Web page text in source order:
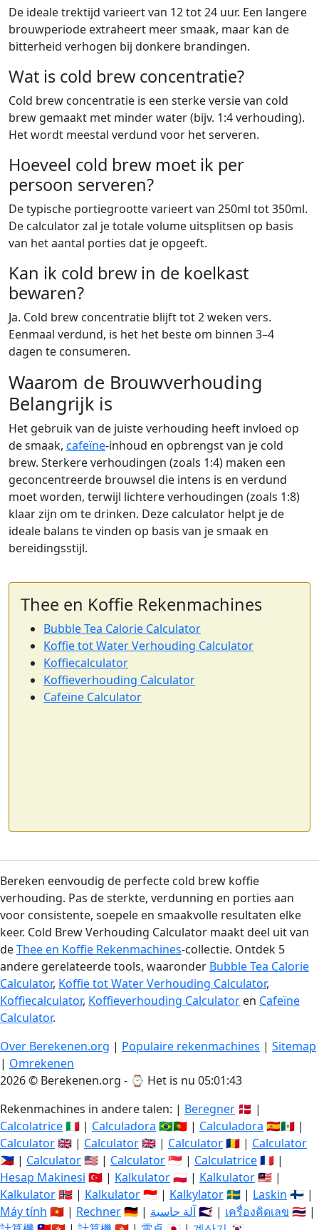
De ideale trektijd varieert van 12 tot 24 uur. Een langere
brouwperiode extraheert meer smaak, maar kan de
bitterheid verhogen bij donkere brandingen.
Wat is cold brew concentratie?
Cold brew concentratie is een sterke versie van cold
brew gemaakt met minder water (bijv. 1:4 verhouding).
Het wordt meestal verdund voor het serveren.
Hoeveel cold brew moet ik per
persoon serveren?
De typische portiegrootte varieert van 250ml tot 350ml.
De calculator zal je totale volume uitsplitsen op basis
van het aantal porties dat je opgeeft.
Kan ik cold brew in de koelkast
bewaren?
Ja. Cold brew concentratie blijft tot 2 weken vers.
Eenmaal verdund, is het het beste om binnen 3–4
dagen te consumeren.
Waarom de Brouwverhouding
Belangrijk is
Het gebruik van de juiste verhouding heeft invloed op
de smaak, cafeïne-inhoud en opbrengst van je cold
brew. Sterkere verhoudingen (zoals 1:4) maken een
geconcentreerde brouwsel die intens is en verdund
moet worden, terwijl lichtere verhoudingen (zoals 1:8)
klaar zijn om te drinken. Deze calculator helpt je de
ideale balans te vinden op basis van je smaak en
bereidingsstijl.
Thee en Koffie Rekenmachines
Bubble Tea Calorie Calculator
Koffie tot Water Verhouding Calculator
Koffiecalculator
Koffieverhouding Calculator
Cafeïne Calculator
Bereken eenvoudig de perfecte cold brew koffie
verhouding. Pas de sterkte, verdunning en porties aan
voor consistente, soepele en smaakvolle resultaten elke
keer. Cold Brew Verhouding Calculator maakt deel uit van
deThee en Koffie Rekenmachines-collectie. Ontdek 5
andere gerelateerde tools, waaronder Bubble Tea Calorie
Calculator, Koffie tot Water Verhouding Calculator,
Koffiecalculator, Koffieverhouding Calculator en Cafeïne
Calculator.
Over Berekenen.org | Populaire rekenmachines | Sitemap
| Omrekenen
2026 © Berekenen.org - ⌚ Het is nu 05:01:44
Rekenmachines in andere talen: | Beregner 🇩🇰 |
Calcolatrice🇮🇹 | Calculadora 🇧🇷🇵🇹 | Calculadora 🇪🇸🇲🇽 |
Calculator🇬🇧 | Calculator🇬🇧 | Calculator🇷🇴 | Calculator
🇵🇭 | Calculator🇺🇸 | Calculator🇸🇬 | Calculatrice🇫🇷 |
Hesap Makinesi 🇹🇷 | Kalkulator🇵🇱 | Kalkulator🇲🇾 |
Kalkulator🇳🇴 | Kalkulator🇮🇩 | Kalkylator🇸🇪 | Laskin 🇫🇮 |
Máy tính 🇻🇳 | Rechner🇩🇪 | آلة حاسبة🇸🇦 | เครื่องคิดเลข 🇹🇭 |